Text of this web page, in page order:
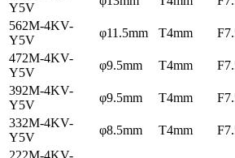
Y5V
562M-4KV-
Y5V
φ11.5mm T4mm
472M-4KV-
Y5V
φ9.5mm T4mm
392M-4KV-
Y5V
φ9.5mm T4mm
332M-4KV-
Y5V
φ8.5mm T4mm
222M-4KV-